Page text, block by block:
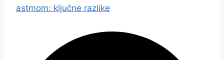
astmom: ključne razlike